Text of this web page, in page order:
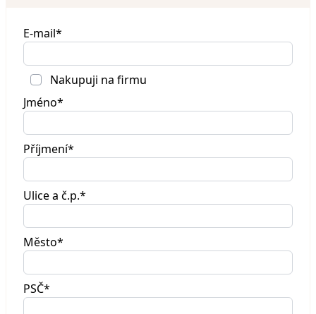
E-mail*
Nakupuji na firmu
Jméno*
Příjmení*
Ulice a č.p.*
Město*
PSČ*